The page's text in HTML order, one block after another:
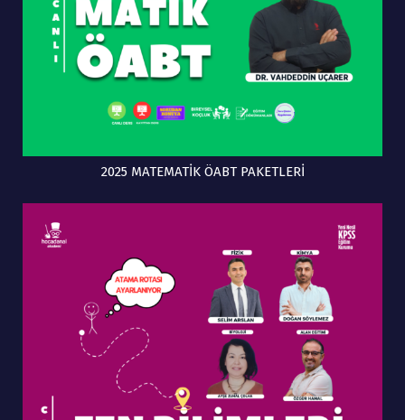
2025 MATEMATİK ÖABT PAKETLERİ